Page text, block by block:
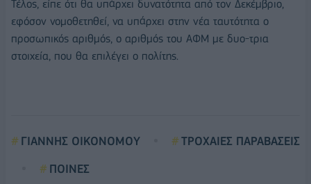
Τέλος, είπε ότι θα υπάρχει δυνατότητα από τον Δεκέμβριο,
εφόσον νομοθετηθεί, να υπάρχει στην νέα ταυτότητα ο
προσωπικός αριθμός, ο αριθμός του ΑΦΜ με δυο-τρια
στοιχεία, που θα επιλέγει ο πολίτης.
ΓΙΑΝΝΗΣ ΟΙΚΟΝΟΜΟΥ
ΤΡΟΧΑΙΕΣ ΠΑΡΑΒΑΣΕΙΣ
ΠΟΙΝΕΣ